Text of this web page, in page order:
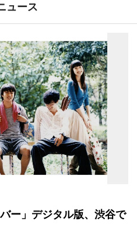
ュース
ー」デジタル版、渋谷で